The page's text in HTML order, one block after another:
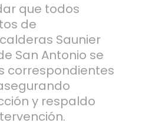
que todos
de
Saunier
San Antonio se
correspondientes
y respaldo